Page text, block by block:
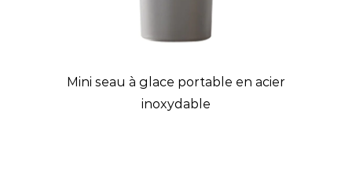
Mini seau à glace portable en acier
inoxydable